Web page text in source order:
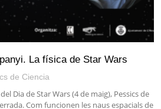
La física de Star Wars
de Ciencia
Dia de Star Wars (4 de maig), Pessics de
Com funcionen les naus espacials de